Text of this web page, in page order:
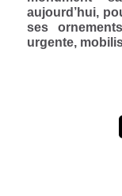
aujourd’hui,
ses
urgente,